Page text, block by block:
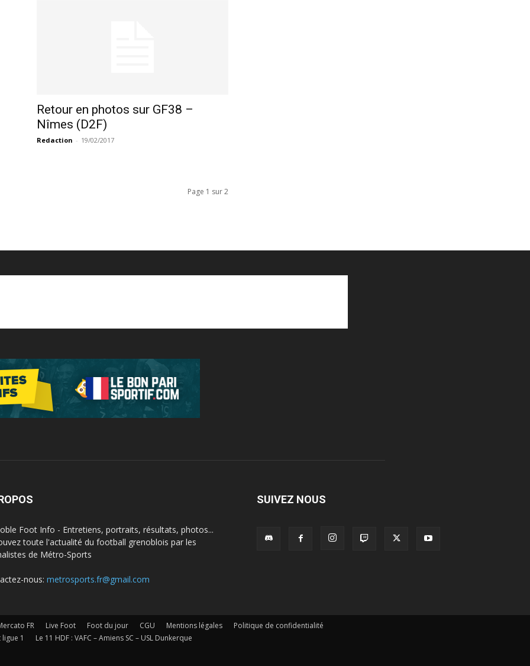
Retour en photos sur GF38 –
Nîmes (D2F)
Redaction - 19/02/2017
Page 1 sur 2
Foot Info - Entretiens, portraits, résultats, photos...
toute l'actualité du football grenoblois par les
de Métro-Sports
nous: metrosports.fr@gmail.com
SUIVEZ NOUS
FR Live Foot Foot du jour CGU Mentions légales
Politique de confidentialité
1
Le 11 HDF : VAFC – Amiens SC – USL Dunkerque